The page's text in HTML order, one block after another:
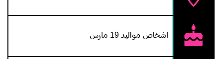
اشخاص مواليد 19 مارس